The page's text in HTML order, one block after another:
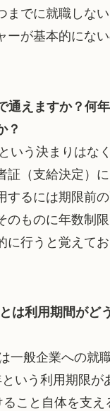
までに就職しない
ーが基本的にな
通えますか？何
？
いう決まりはな
証（支給決定）
するには期限前
のものに年数制
に行うと覚えて
は利用期間がど
一般企業への就
いう利用期限が
こと自体を支え